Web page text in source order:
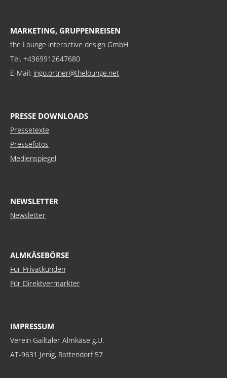
MARKETING, GRUPPENREISEN
the Lounge interactive design GmbH
Tel. +4369912647680
E-Mail: ingo.ortner@thelounge.net
PRESSE DOWNLOADS
Pressetexte
Pressefotos
Medienspiegel
NEWSLETTER
Newsletter
ALMKÄSEBÖRSE
Für Privatkunden
Für Direktvermarkter
IMPRESSUM
Verein Gailtaler Almkäse g.U.
AT-9631 Jenig, Rattendorf 57